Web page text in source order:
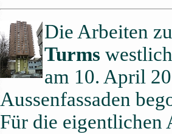
Die Arbeiten
Turms
am 10. April
Aussenfassaden
Für die eigentlichen